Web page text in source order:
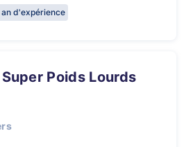
an d'expérience